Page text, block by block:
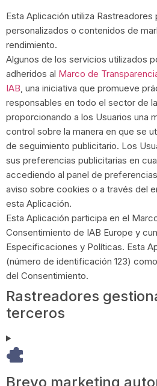
Esta Aplicación utiliza
personalizados o contenidos de
rendimiento.
Algunos de los servicios utilizados
adheridos al Marco de
IAB, una iniciativa que promueve
responsables en todo el sector de
proporcionando a los Usuarios una
control sobre la manera en que se
de seguimiento publicitario. Los
sus preferencias publicitarias en
accediendo al panel de
aviso sobre cookies o a través del
esta Aplicación.
Esta Aplicación participa en el
Consentimiento de IAB Europe y
Especificaciones y Políticas. Esta
(número de identificación 123)
del Consentimiento.
Rastreadores
terceros
Brevo marketing